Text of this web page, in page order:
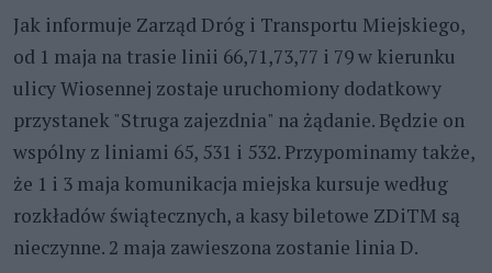
Jak informuje Zarząd Dróg i Transportu Miejskiego,
od 1 maja na trasie linii 66,71,73,77 i 79 w kierunku
ulicy Wiosennej zostaje uruchomiony dodatkowy
przystanek "Struga zajezdnia" na żądanie. Będzie on
wspólny z liniami 65, 531 i 532. Przypominamy także,
że 1 i 3 maja komunikacja miejska kursuje według
rozkładów świątecznych, a kasy biletowe ZDiTM są
nieczynne. 2 maja zawieszona zostanie linia D.